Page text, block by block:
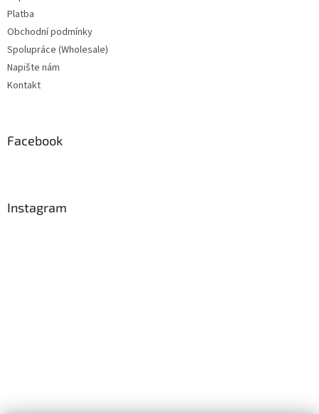
Platba
Obchodní podmínky
Spolupráce (Wholesale)
Napište nám
Kontakt
Facebook
Instagram